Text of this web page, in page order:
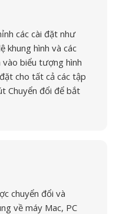
các cài đặt như
khung hình và các
vào biểu tượng hình
cho tất cả các tập
Chuyển đổi để bắt
chuyển đổi và
về máy Mac, PC